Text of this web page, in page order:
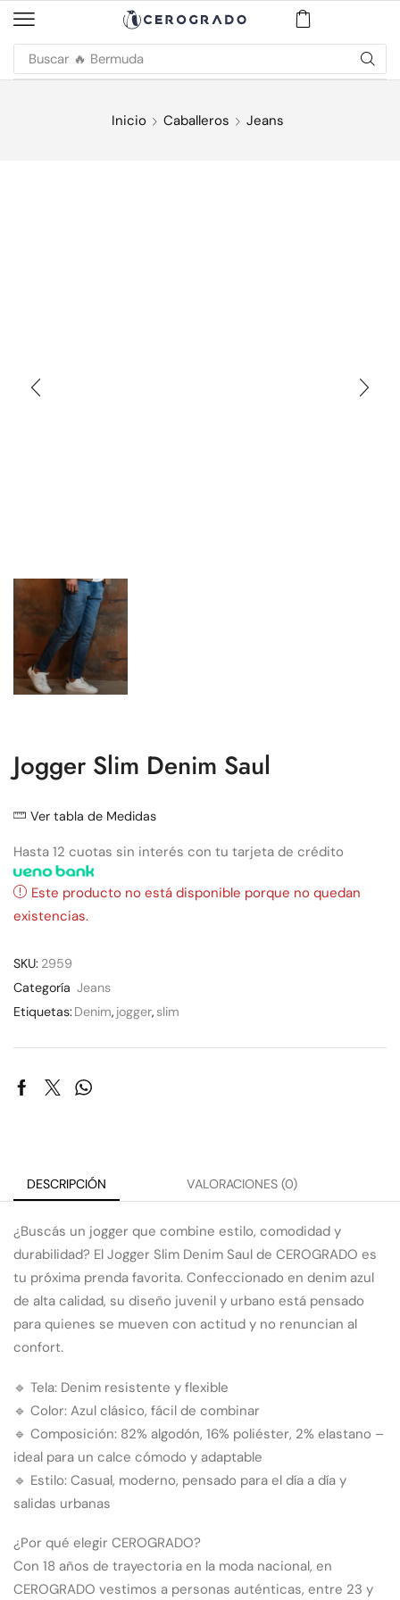
Buscar 🔥 Bermuda
Inicio Caballeros Jeans
Jogger Slim Denim Saul
Ver tabla de Medidas
Hasta 12 cuotas sin interés con tu tarjeta de crédito
Este producto no está disponible porque no quedan
existencias.
SKU: 2959
Categoría Jeans
Etiquetas:Denim, jogger, slim
DESCRIPCIÓN VALORACIONES (0)
¿Buscás un jogger que combine estilo, comodidad y
durabilidad? El Jogger Slim Denim Saul de CEROGRADO es
tu próxima prenda favorita. Confeccionado en denim azul
de alta calidad, su diseño juvenil y urbano está pensado
para quienes se mueven con actitud y no renuncian al
confort.
🔹 Tela: Denim resistente y flexible
🔹 Color: Azul clásico, fácil de combinar
🔹 Composición: 82% algodón, 16% poliéster, 2% elastano –
ideal para un calce cómodo y adaptable
🔹 Estilo: Casual, moderno, pensado para el día a día y
salidas urbanas
¿Por qué elegir CEROGRADO?
Con 18 años de trayectoria en la moda nacional, en
CEROGRADO vestimos a personas auténticas, entre 23 y